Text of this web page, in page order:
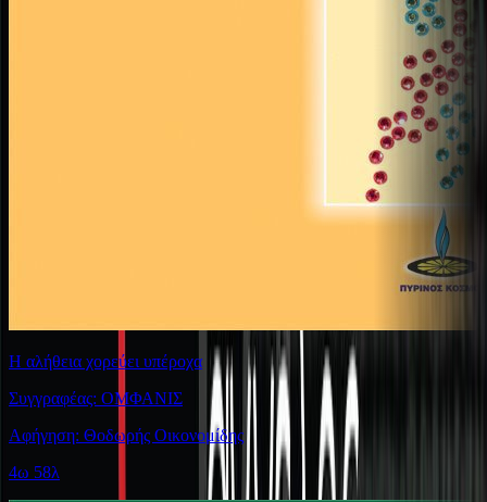
Η αλήθεια χορεύει υπέροχα
Συγγραφέας: ΟΜΦΑΝΙΣ
Αφήγηση: Θοδωρής Οικονομίδης
4ω 58λ